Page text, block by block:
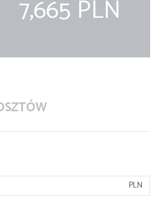
7,665 PLN
PLN